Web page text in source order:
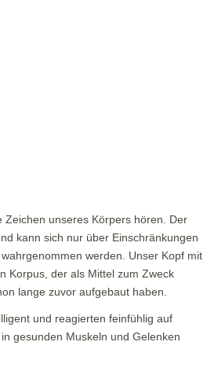
Zeichen unseres Körpers hören. Der
kann sich nur über Einschränkungen
werden. Unser Kopf mit
Korpus, der als Mittel zum Zweck
lange zuvor aufgebaut haben.
und reagierten feinfühlig auf
gesunden Muskeln und Gelenken